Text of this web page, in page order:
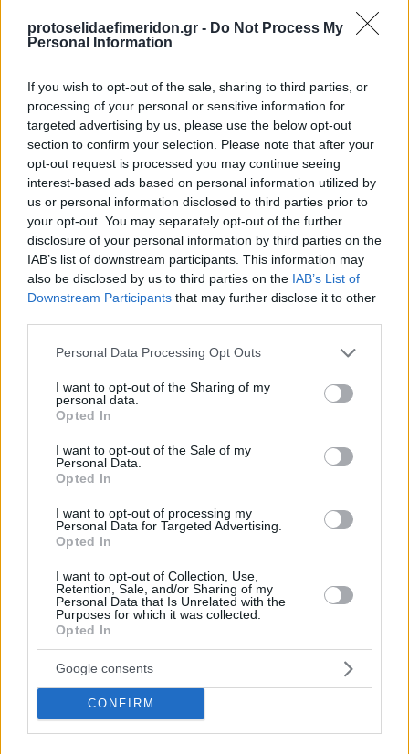
protoselidaefimeridon.gr - Do Not Process My
Personal Information
If you wish to opt-out of the sale, sharing to third parties, or
processing of your personal or sensitive information for
targeted advertising by us, please use the below opt-out
section to confirm your selection. Please note that after your
opt-out request is processed you may continue seeing
interest-based ads based on personal information utilized by
us or personal information disclosed to third parties prior to
your opt-out. You may separately opt-out of the further
disclosure of your personal information by third parties on the
IAB’s list of downstream participants. This information may
also be disclosed by us to third parties on the IAB’s List of
Downstream Participants that may further disclose it to other
Please note that this website/app uses one or more Google
not limited to your visit or usage behaviour. You may click to
grant or deny consent to Google and its third-party tags to
use your data for below specified purposes in below Google
consent section.
Personal Data Processing Opt Outs
I want to opt-out of the Sharing of my
personal data.
Opted In
I want to opt-out of the Sale of my
Personal Data.
Opted In
I want to opt-out of processing my
Personal Data for Targeted Advertising.
Opted In
I want to opt-out of Collection, Use,
Retention, Sale, and/or Sharing of my
Personal Data that Is Unrelated with the
Purposes for which it was collected.
Opted In
Google consents
CONFIRM
Προηγούμενη
Ημέρα Ζακύνθου
Επόμενη
Κοινή Γνώμη Κυκλάδων
Κοινοποιήστε
Προηγούμενη
Ημέρα Ζακύνθου
Επόμενη
Κοινή Γνώμη Κυκλάδων